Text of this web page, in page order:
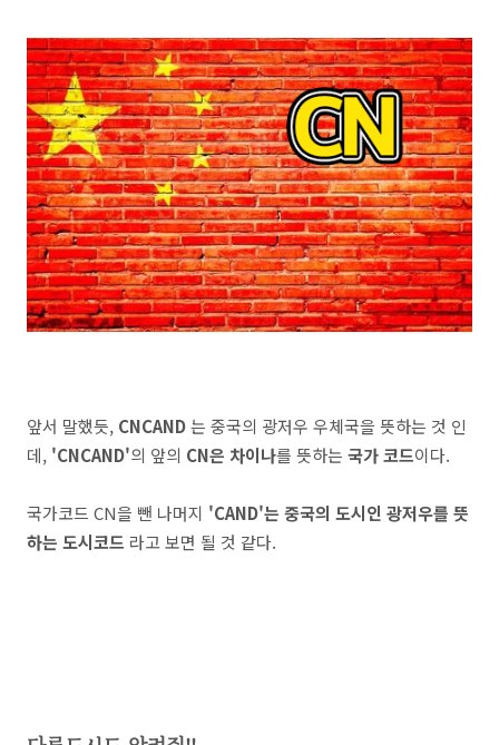
앞서 말했듯, CNCAND는 중국의 광저우 우체국을 뜻하는 것 인
데, 'CNCAND'의 앞의 CN은 차이나를 뜻하는 국가 코드이다.
국가코드 CN을 뺀 나머지 'CAND'는 중국의 도시인 광저우를 뜻
하는 도시코드 라고 보면 될 것 같다.